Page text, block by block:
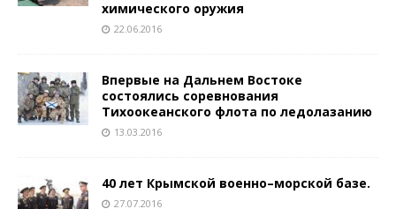
химического оружия
22.06.2016
Впервые на Дальнем Востоке
состоялись соревнования
Тихоокеанского флота по ледолазанию
13.03.2016
40 лет Крымской военно–морской базе.
27.07.2016